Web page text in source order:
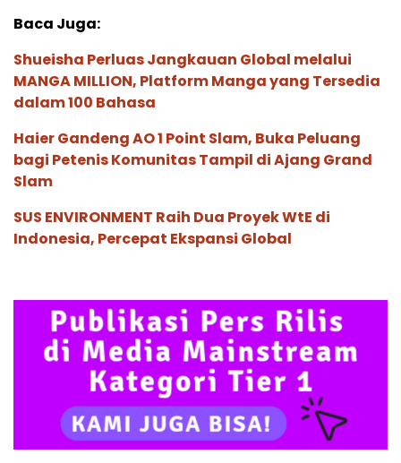
Baca Juga:
Shueisha Perluas Jangkauan Global melalui
MANGA MILLION, Platform Manga yang Tersedia
dalam 100 Bahasa
Haier Gandeng AO 1 Point Slam, Buka Peluang
bagi Petenis Komunitas Tampil di Ajang Grand
Slam
SUS ENVIRONMENT Raih Dua Proyek WtE di
Indonesia, Percepat Ekspansi Global